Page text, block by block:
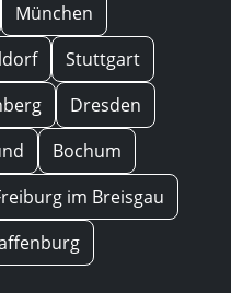
München
Stuttgart
Dresden
Bochum
im Breisgau